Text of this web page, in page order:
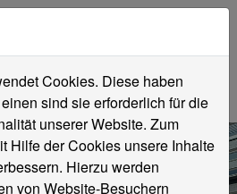
Cookies. Diese haben
sind sie erforderlich für die
unserer Website. Zum
Hilfe der Cookies unsere Inhalte
Hierzu werden
von Website-Besuchern